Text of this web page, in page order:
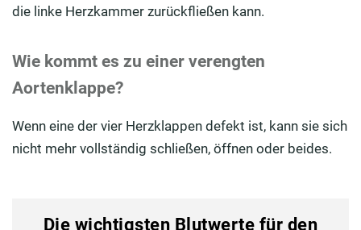
die linke Herzkammer zurückfließen kann.
Wie kommt es zu einer verengten
Aortenklappe?
Wenn eine der vier Herzklappen defekt ist, kann sie sich
nicht mehr vollständig schließen, öffnen oder beides.